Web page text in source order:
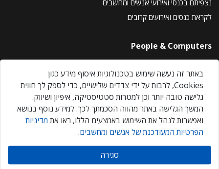
נצפיתם בכנסי ואירועי אנשים ומחשבים
לקראת כנסים ואירועים קרובים
People & Computers
About Us
Privacy Policy
Contact Us
Our Events
אנשים ומחשבים © 2026 – כל הזכויות שמורות
באתר זה נעשה שימוש בטכנולוגיות איסוף מידע כגון
Cookies, לרבות על ידי צדדים שלישיים, כדי לספק לך חווית
גלישה טובה יותר וכן למטרות סטטיסטיקה, איפיון ושיווק.
המשך הגלישה באתר מהווה הסכמתך לכך. למידע נוסף בנושא
ואפשרות לנהל את השימוש באמצעים הללו, ראו את מדיניות
הפרטיות המעודכנת של אנשים ומחשבים.
סגירה